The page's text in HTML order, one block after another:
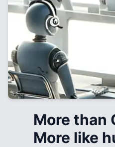
More than
More like